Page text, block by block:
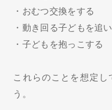
・おむつ交換をする
・動き回る子どもを追
・子どもを抱っこする
これらのことを想定し
う。